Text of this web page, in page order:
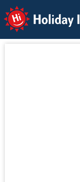
Holiday Info